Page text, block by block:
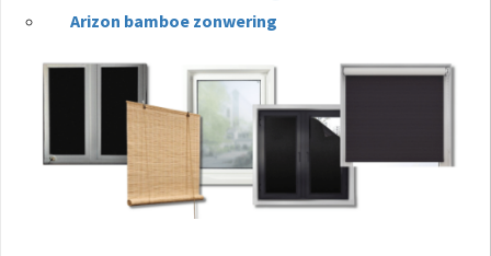
Arizon bamboe zonwering